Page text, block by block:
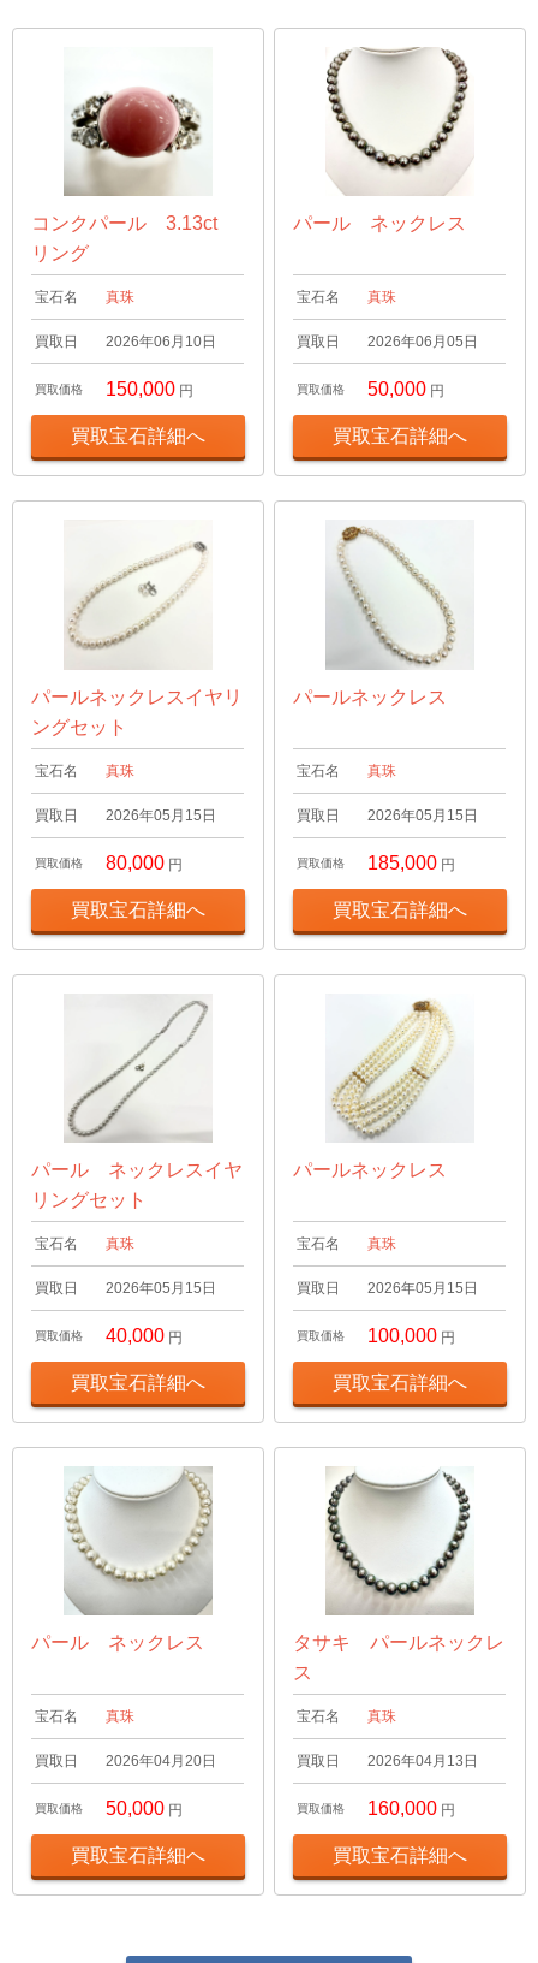
コンクパール 3.13ct
リング
宝石名 真珠
買取日 2026年06月10日
買取価格 150,000 円
買取宝石詳細へ
パール ネックレス
宝石名 真珠
買取日 2026年06月05日
買取価格 50,000 円
買取宝石詳細へ
パールネックレスイヤリ
ングセット
宝石名 真珠
買取日 2026年05月15日
買取価格 80,000 円
買取宝石詳細へ
パールネックレス
宝石名 真珠
買取日 2026年05月15日
買取価格 185,000 円
買取宝石詳細へ
パール ネックレスイヤ
リングセット
宝石名 真珠
買取日 2026年05月15日
買取価格 40,000 円
買取宝石詳細へ
パールネックレス
宝石名 真珠
買取日 2026年05月15日
買取価格 100,000 円
買取宝石詳細へ
パール ネックレス
宝石名 真珠
買取日 2026年04月20日
買取価格 50,000 円
買取宝石詳細へ
タサキ パールネックレ
ス
宝石名 真珠
買取日 2026年04月13日
買取価格 160,000 円
買取宝石詳細へ